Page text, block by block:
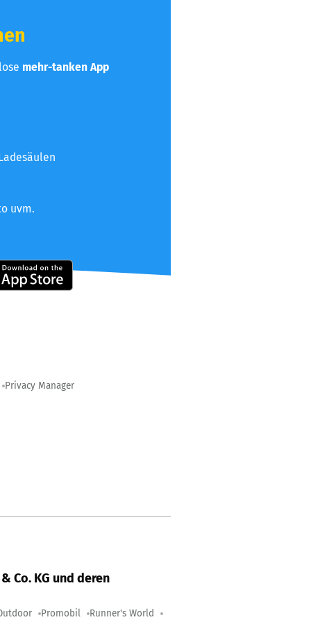
mehr-tanken App
uvm.
Privacy Manager
Co. KG und deren
Promobil Runner's World